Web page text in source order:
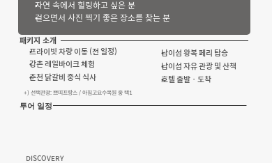
자연 속에서 힐링하고 싶은 분
걸으면서 사진 찍기 좋은 장소를 찾는 분
패키지 소개
프라이빗 차량 이동 (전 일정)
강촌 레일바이크 체험
춘천 닭갈비 중식 식사
남이섬 왕복 페리 탑승
남이섬 자유 관광 및 산책
호텔 출발 · 도착
   +) 선택관광: 쁘띠프랑스 / 아침고요수목원 중 택1
투어 일정
DISCOVERY